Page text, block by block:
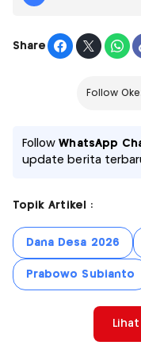
Share
Follow
FollowWhatsApp
update berita
Topik Artikel :
Dana Desa 2026
Prabowo Subianto